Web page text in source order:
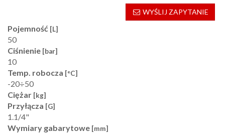
WYŚLIJ ZAPYTANIE
Pojemność [L]
50
Ciśnienie [bar]
10
Temp. robocza [°C]
-20÷50
Ciężar [kg]
Przyłącza [G]
1.1/4"
Wymiary gabarytowe [mm]